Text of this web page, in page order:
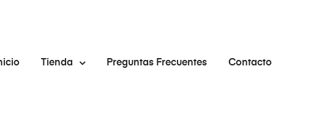
Tienda Preguntas Frecuentes Contacto